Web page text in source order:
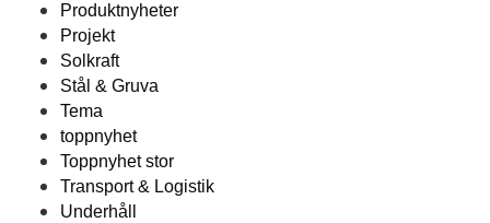
Produktnyheter
Projekt
Solkraft
Stål & Gruva
Tema
toppnyhet
Toppnyhet stor
Transport & Logistik
Underhåll